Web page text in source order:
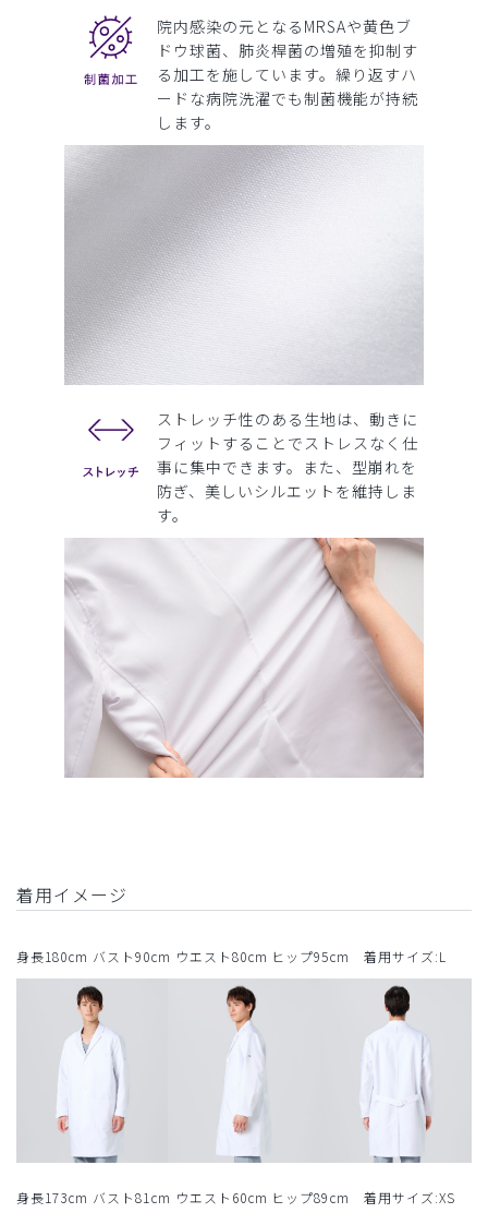
院内感染の元となるMRSAや黄色ブ
ドウ球菌、肺炎桿菌の増殖を抑制す
る加工を施しています。繰り返すハ
ードな病院洗濯でも制菌機能が持続
します。
ストレッチ性のある生地は、動きに
フィットすることでストレスなく仕
事に集中できます。また、型崩れを
防ぎ、美しいシルエットを維持しま
す。
着用イメージ
身長180cm バスト90cm ウエスト80cm ヒップ95cm 着用サイズ:L
身長173cm バスト81cm ウエスト60cm ヒップ89cm 着用サイズ:XS